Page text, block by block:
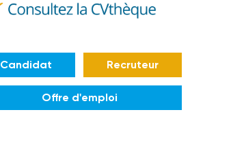
Candidat Recruteur
Offre d'emploi